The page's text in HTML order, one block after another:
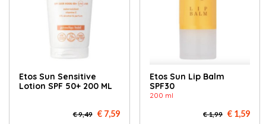
Etos Sun Sensitive
Lotion SPF 50+ 200 ML
€ 9,49 € 7,59
Etos Sun Lip Balm
SPF30
200 ml
€ 1,99 € 1,59